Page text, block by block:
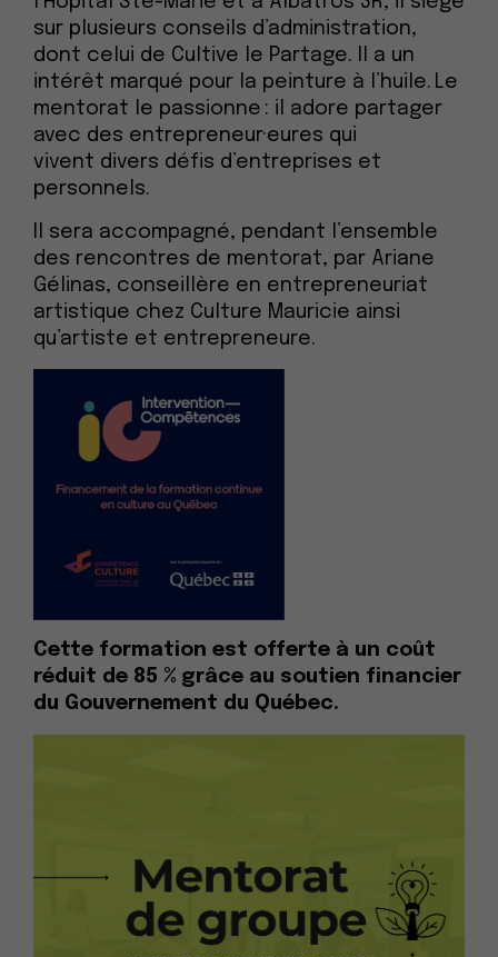
sur plusieurs conseils d’administration,
dont celui de Cultive le Partage. Il a un
intérêt marqué pour la peinture à l’huile. Le
mentorat
e passionne : il adore partager
avec des entrepreneur·eures qui
vivent divers défis d’entreprises et
personnels.
Il sera accompagné, pendant l’ensemble
des rencontres de mentorat, par Ariane
Gélinas, conseillère en entrepreneuriat
artistique chez Culture Mauricie ainsi
qu’artiste et entrepreneure.
Cette formation est offerte à un coût
réduit de 85 % grâce au soutien financier
du Gouvernement du Québec.